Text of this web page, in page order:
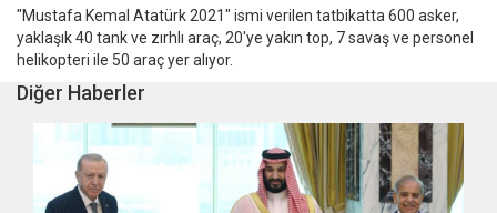
"Mustafa Kemal Atatürk 2021" ismi verilen tatbikatta 600 asker,
yaklaşık 40 tank ve zırhlı araç, 20'ye yakın top, 7 savaş ve personel
helikopteri ile 50 araç yer alıyor.
Diğer Haberler